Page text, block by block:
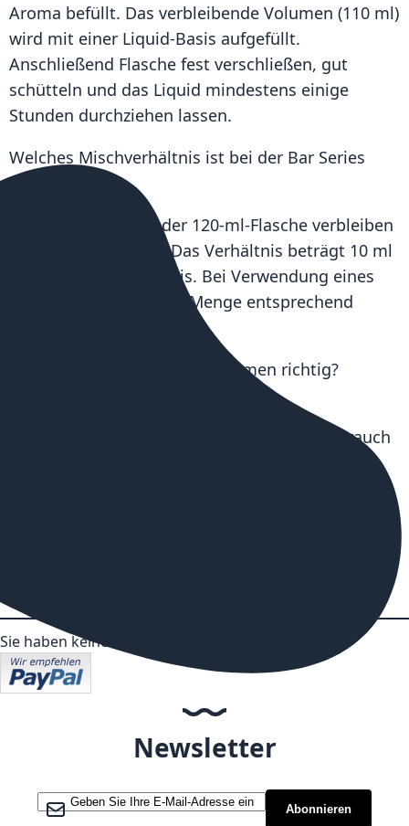
Aroma befüllt. Das verbleibende Volumen (110 ml)
wird mit einer Liquid-Basis aufgefüllt.
Anschließend Flasche fest verschließen, gut
schütteln und das Liquid mindestens einige
Stunden durchziehen lassen.
Welches Mischverhältnis ist bei der Bar Series
vorgesehen?
Bei 10 ml Aroma in der 120-ml-Flasche verbleiben
110 ml für die Basis. Das Verhältnis beträgt 10 ml
Aroma auf 110 ml Basis. Bei Verwendung eines
Nikotinshots die Basis-Menge entsprechend
Wie lagert man Bar Series Aromen richtig?
Bar Series Aromen kühl, trocken und
lichtgeschützt lagern. Die Flasche nach Gebrauch
Sie haben keine Artikel zum vergleichen.
Newsletter
Melden Sie sich für unseren Newsletter an:
Abonnieren